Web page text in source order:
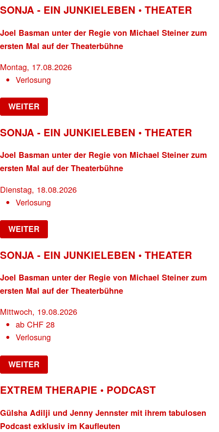
SONJA - EIN JUNKIELEBEN • THEATER
Joel Basman unter der Regie von Michael Steiner zum
ersten Mal auf der Theaterbühne
Montag, 17.08.2026
Verlosung
WEITER
SONJA - EIN JUNKIELEBEN • THEATER
Joel Basman unter der Regie von Michael Steiner zum
ersten Mal auf der Theaterbühne
Dienstag, 18.08.2026
Verlosung
WEITER
SONJA - EIN JUNKIELEBEN • THEATER
Joel Basman unter der Regie von Michael Steiner zum
ersten Mal auf der Theaterbühne
Mittwoch, 19.08.2026
abCHF 28
Verlosung
WEITER
EXTREM THERAPIE • PODCAST
Gülsha Adilji und Jenny Jennster mit ihrem tabulosen
Podcast exklusiv im Kaufleuten